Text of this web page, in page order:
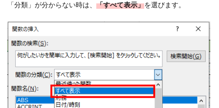
「分類」が分からない時は、 「すべて表示」を選びます。